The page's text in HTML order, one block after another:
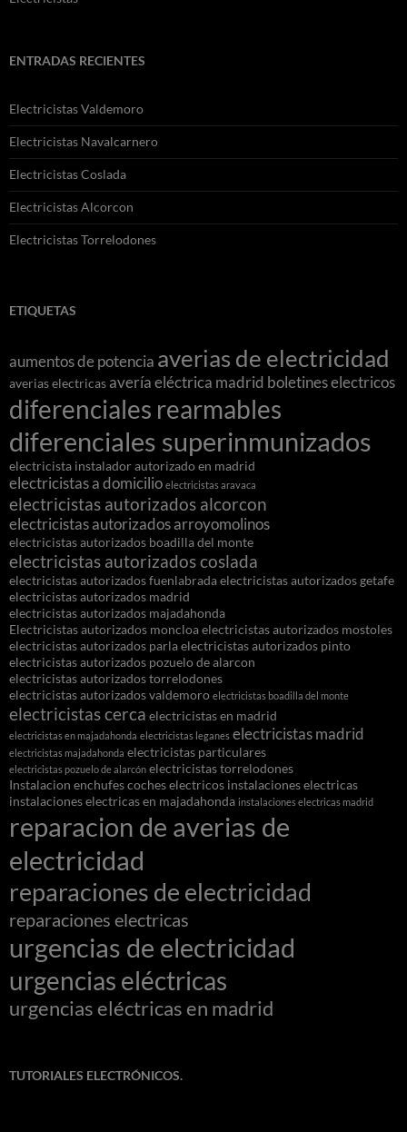
ENTRADAS RECIENTES
Electricistas Valdemoro
Electricistas Navalcarnero
Electricistas Coslada
Electricistas Alcorcon
Electricistas Torrelodones
ETIQUETAS
aumentos de potencia averias de electricidad
averias electricas avería eléctrica madrid boletines electricos
diferenciales rearmables
diferenciales superinmunizados
electricista instalador autorizado en madrid
electricistas a domicilio electricistas aravaca
electricistas autorizados alcorcon
electricistas autorizados arroyomolinos
electricistas autorizados boadilla del monte
electricistas autorizados coslada
electricistas autorizados fuenlabradaelectricistas autorizados getafe
electricistas autorizados madrid
electricistas autorizados majadahonda
Electricistas autorizados moncloaelectricistas autorizados mostoles
electricistas autorizados parlaelectricistas autorizados pinto
electricistas autorizados pozuelo de alarcon
electricistas autorizados torrelodones
electricistas autorizados valdemoro electricistas boadilla del monte
electricistas cerca electricistas en madrid
electricistas en majadahonda electricistas leganes electricistas madrid
electricistas majadahonda electricistas particulares
electricistas pozuelo de alarcón electricistas torrelodones
Instalacion enchufes coches electricos instalaciones electricas
instalaciones electricas en majadahonda instalaciones electricas madrid
reparacion de averias de
electricidad
reparaciones de electricidad
reparaciones electricas
urgencias de electricidad
urgencias eléctricas
urgencias eléctricas en madrid
TUTORIALES ELECTRÓNICOS.